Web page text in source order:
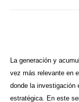
La generación y
vez más relevante en
donde la investigación
estratégica. En este